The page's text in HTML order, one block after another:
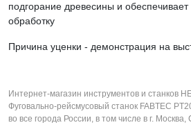
подгорание древесины и
обработку
Причина уценки - демонстрация на
Интернет-магазин инструментов и станков
Фуговально-рейсмусовый станок FABTEC
во все города России, в том числе в г. Москва,